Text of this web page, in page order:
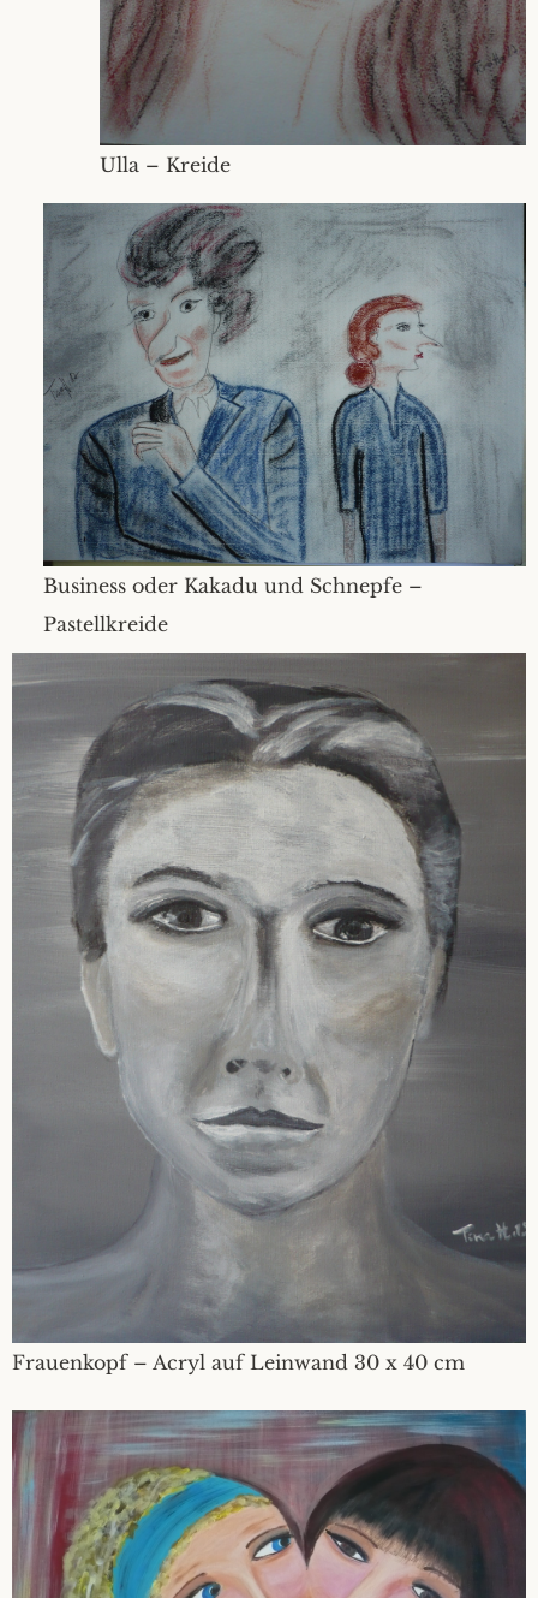
Ulla – Kreide
Business oder Kakadu und Schnepfe –
Pastellkreide
Frauenkopf – Acryl auf Leinwand 30 x 40 cm